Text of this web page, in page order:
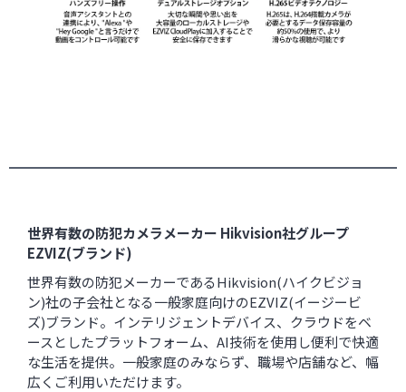
世界有数の防犯カメラメーカー Hikvision社グループ
EZVIZ(ブランド)
世界有数の防犯メーカーであるHikvision(ハイクビジョ
ン)社の子会社となる一般家庭向けのEZVIZ(イージービ
ズ)ブランド。インテリジェントデバイス、クラウドをベ
ースとしたプラットフォーム、AI技術を使用し便利で快適
な生活を提供。一般家庭のみならず、職場や店舗など、幅
広くご利用いただけます。